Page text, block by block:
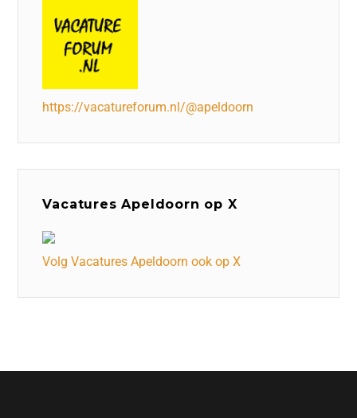
https://vacatureforum.nl/@apeldoorn
Vacatures Apeldoorn op X
Volg Vacatures Apeldoorn ook op X